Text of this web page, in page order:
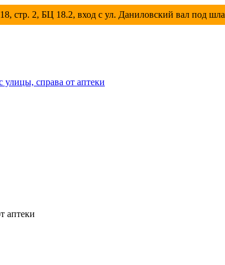
стр. 2, БЦ 18.2, вход с ул. Даниловский вал под
улицы, справа от аптеки
аптеки